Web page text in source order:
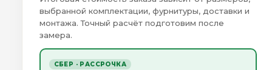
выбранной комплектации, фурнитуры, доставки и
монтажа. Точный расчёт подготовим после
замера.
СБЕР · РАССРОЧКА